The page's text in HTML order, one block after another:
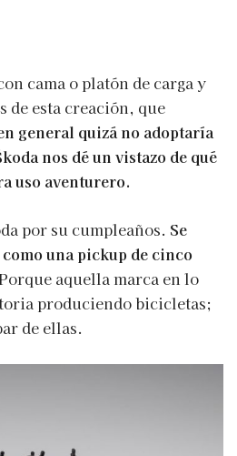
cama o platón de carga y
de esta creación, que
general quizá no adoptaría
nos dé un vistazo de qué
uso aventurero.
por su cumpleaños. Se
como una pickup de cinco
aquella marca en lo
produciendo bicicletas;
de ellas.